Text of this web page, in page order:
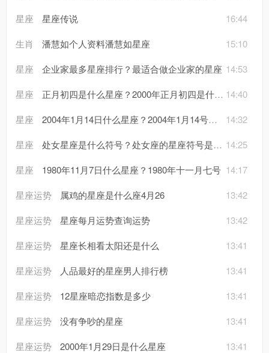
16:44
星座
星座传说
15:10
生肖
潘慧如个人资料潘慧如星座
14:53
星座
企业家最多星座排行？最适合做企业家的星座
14:40
星座
正月初四是什么星座？2000年正月初四是什么星座
14:32
星座
2004年1月14日什么星座？2004年1月14号是农历多少
14:25
星座
处女星座是什么符号？处女座的星座符号是什么
14:17
星座
1980年11月7日什么星座？1980年十一月七号
13:42
星座运势
属鸡的星座是什么座4月26
13:42
星座运势
星座每月运势查询运势
13:41
星座运势
星座长相看太阳还是什么
13:41
星座运势
人品最好的星座男人排行榜
13:41
星座运势
12星座暗恋指数是多少
13:41
星座运势
没有争吵的星座
13:41
星座运势
2000年1月29日是什么星座